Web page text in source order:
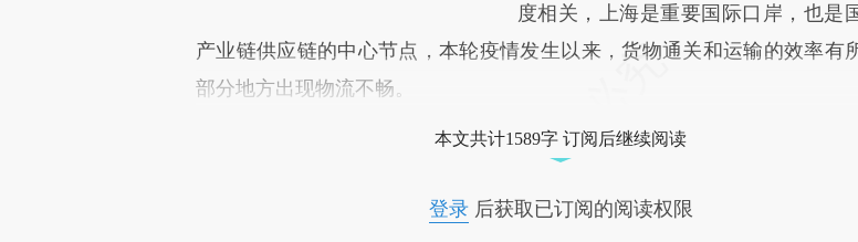
度相关，上海是重要国际口岸，也是
产业链供应链的中心节点，本轮疫情发生以来，货物通关和运输的效率有
部分地方出现物流不畅。
本文共计1589字 订阅后继续阅读
登录后获取已订阅的阅读权限